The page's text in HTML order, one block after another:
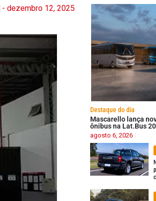
- dezembro 12, 2025
Destaque do dia
Mascarello lança
ônibus na Lat.Bus
agosto 6, 2026